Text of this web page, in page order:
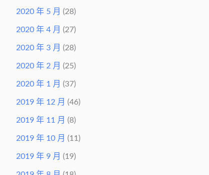
2020 年 5 月 (28)
2020 年 4 月 (27)
2020 年 3 月 (28)
2020 年 2 月 (25)
2020 年 1 月 (37)
2019 年 12 月 (46)
2019 年 11 月 (8)
2019 年 10 月 (11)
2019 年 9 月 (19)